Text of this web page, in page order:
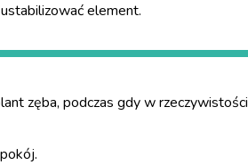
element.
zęba, podczas gdy w rzeczywistości